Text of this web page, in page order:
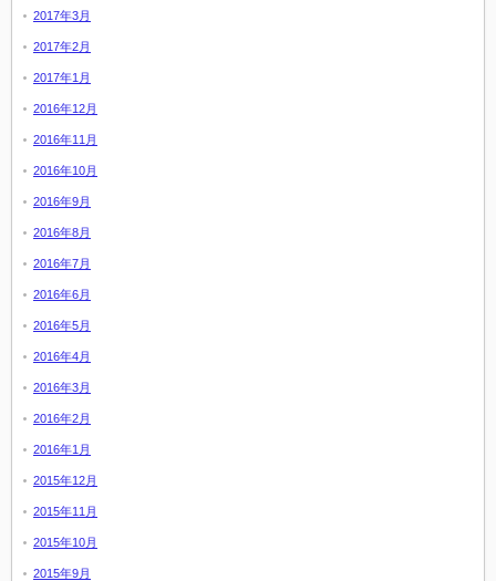
2017年3月
2017年2月
2017年1月
2016年12月
2016年11月
2016年10月
2016年9月
2016年8月
2016年7月
2016年6月
2016年5月
2016年4月
2016年3月
2016年2月
2016年1月
2015年12月
2015年11月
2015年10月
2015年9月